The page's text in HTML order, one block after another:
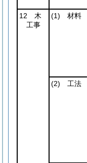
12 木
工事
(1) 材料
(2) 工法